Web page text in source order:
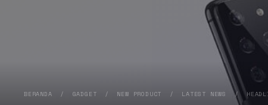
BERANDA / GADGET / NEW PRODUCT / LATEST NEWS /